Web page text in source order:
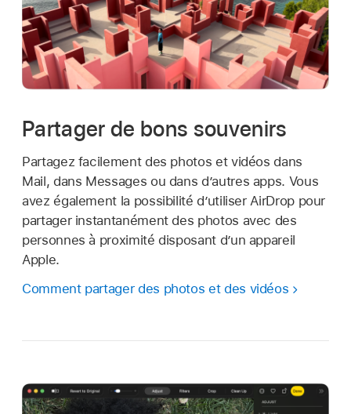
Partager de bons souvenirs
Partagez facilement des photos et vidéos dans
Mail, dans Messages ou dans d’autres apps. Vous
avez également la possibilité d’utiliser AirDrop pour
partager instantanément des photos avec des
personnes à proximité disposant d’un appareil
Apple.
Comment partager des photos et des vidéos